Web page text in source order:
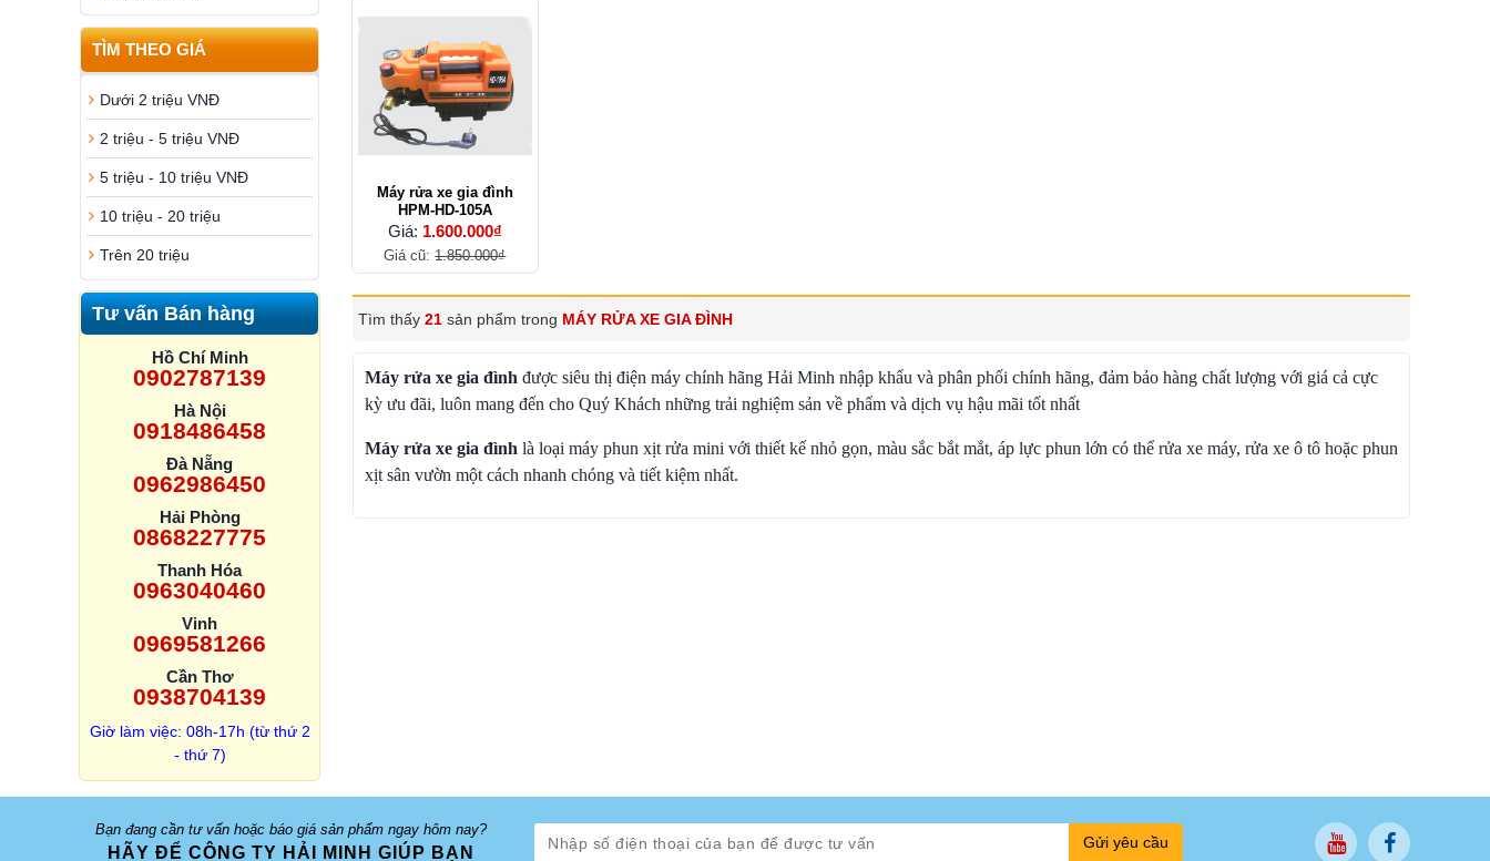
TÌM THEO GIÁ
Dưới 2 triệu VNĐ
2 triệu - 5 triệu VNĐ
5 triệu - 10 triệu VNĐ
10 triệu - 20 triệu
Trên 20 triệu
Tư vấn Bán hàng
Hồ Chí Minh
0902787139
Hà Nội
0918486458
Đà Nẵng
0962986450
Hải Phòng
0868227775
Thanh Hóa
0963040460
Vinh
0969581266
Cần Thơ
0938704139
Giờ làm việc: 08h-17h (từ thứ 2
- thứ 7)
Máy rửa xe gia đình
HPM-HD-105A
Giá: 1.600.000₫
Giá cũ:1.850.000₫
Tìm thấy 21 sản phẩm trong MÁY RỬA XE GIA ĐÌNH
Máy rửa xe gia đình được siêu thị điện máy chính hãng Hải Minh nhập khẩu và phân phối chính hãng, đảm bảo hàng chất lượng với giá cả cực
kỳ ưu đãi, luôn mang đến cho Quý Khách những trải nghiệm sản về phẩm và dịch vụ hậu mãi tốt nhất
Máy rửa xe gia đình là loại máy phun xịt rửa mini với thiết kế nhỏ gọn, màu sắc bắt mắt, áp lực phun lớn có thể rửa xe máy, rửa xe ô tô hoặc phun
xịt sân vườn một cách nhanh chóng và tiết kiệm nhất.
Bạn đang cần tư vấn hoặc báo giá sản phẩm ngay hôm nay?
HÃY ĐỂ CÔNG TY HẢI MINH GIÚP BẠN
Gửi yêu cầu